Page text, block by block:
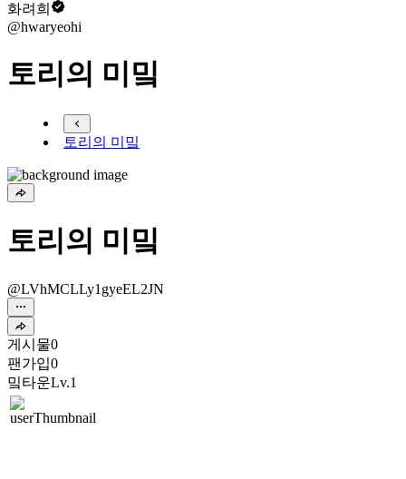
화려희
@hwaryeohi
토리의 미밐
토리의 미밐
토리의 미밐
@LVhMCLLy1gyeEL2JN
게시물0
팬가입0
밐타운Lv.1